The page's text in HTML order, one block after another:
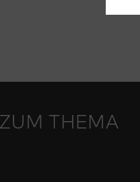
ZUM THEMA